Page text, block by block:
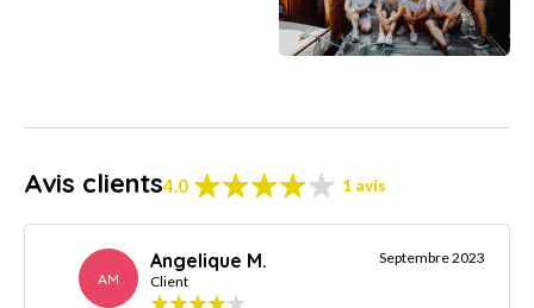
Avis clients4.0 1 avis
AM
Angelique M.
Client
Septembre 2023